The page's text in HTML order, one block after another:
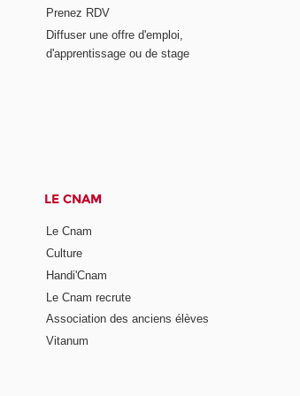
Prenez RDV
Diffuser une offre d'emploi,
d'apprentissage ou de stage
LE CNAM
Le Cnam
Culture
Handi'Cnam
Le Cnam recrute
Association des anciens élèves
Vitanum